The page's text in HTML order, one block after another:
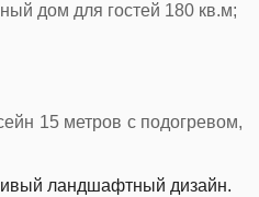
дом для гостей 180 кв.м;
15 метров с подогревом,
ландшафтный дизайн.